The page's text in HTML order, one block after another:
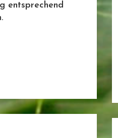
entsprechend